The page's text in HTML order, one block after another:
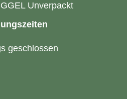
Unverpackt
geschlossen